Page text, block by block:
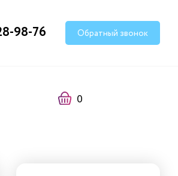
98-76 Обратный звонок
0